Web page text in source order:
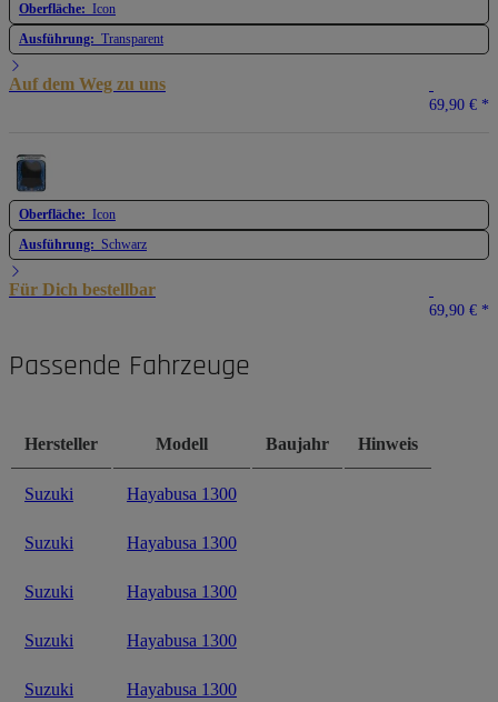
Oberfläche: Icon
Ausführung: Transparent
Auf dem Weg zu uns
69,90 € *
Oberfläche: Icon
Ausführung: Schwarz
Für Dich bestellbar
69,90 € *
Passende Fahrzeuge
Hersteller Modell Baujahr Hinweis
Suzuki Hayabusa 1300
Suzuki Hayabusa 1300
Suzuki Hayabusa 1300
Suzuki Hayabusa 1300
Suzuki Hayabusa 1300